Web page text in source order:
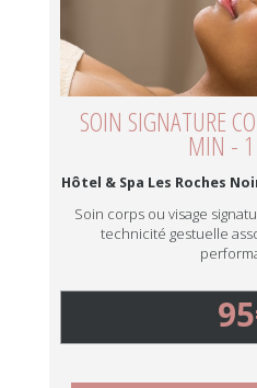
SOIN SIGNATURE
MIN - 1
Hôtel & Spa Les Roches
Soin corps ou visage
technicité gestuelle